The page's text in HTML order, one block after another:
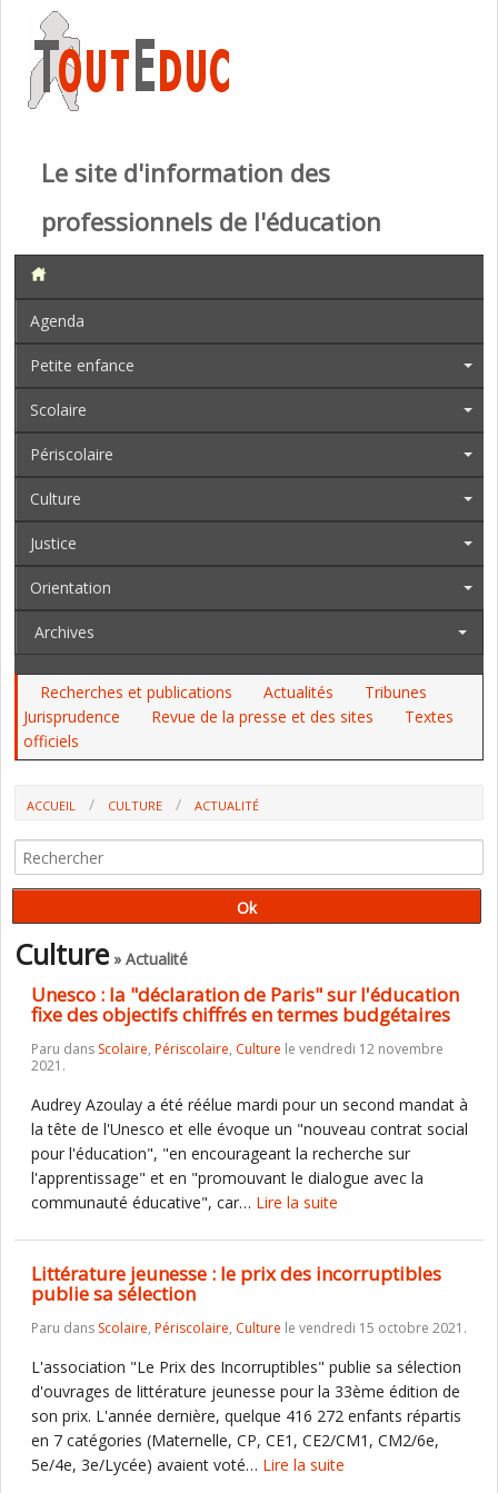
Le site d'information des
professionnels de l'éducation
Agenda
Petite enfance
Scolaire
Périscolaire
Culture
Justice
Orientation
Archives
Recherches et publications Actualités
Tribunes
Jurisprudence
Revue de la presse et des sites
Textes
officiels
ACCUEIL CULTURE ACTUALITÉ
Culture» Actualité
Unesco : la "déclaration de Paris" sur l'éducation
fixe des objectifs chiffrés en termes budgétaires
Paru dans Scolaire, Périscolaire, Culture le vendredi 12 novembre
2021.
Audrey Azoulay a été réélue mardi pour un second mandat à
la tête de l'Unesco et elle évoque un "nouveau contrat social
pour l'éducation", "en encourageant la recherche sur
l'apprentissage" et en "promouvant le dialogue avec la
communauté éducative", car… Lire la suite
Littérature jeunesse : le prix des incorruptibles
publie sa sélection
Paru dans Scolaire, Périscolaire, Culture le vendredi 15 octobre 2021.
L'association "Le Prix des Incorruptibles" publie sa sélection
d'ouvrages de littérature jeunesse pour la 33ème édition de
son prix. L'année dernière, quelque 416 272 enfants répartis
en 7 catégories (Maternelle, CP, CE1, CE2/CM1, CM2/6e,
5e/4e, 3e/Lycée) avaient voté… Lire la suite